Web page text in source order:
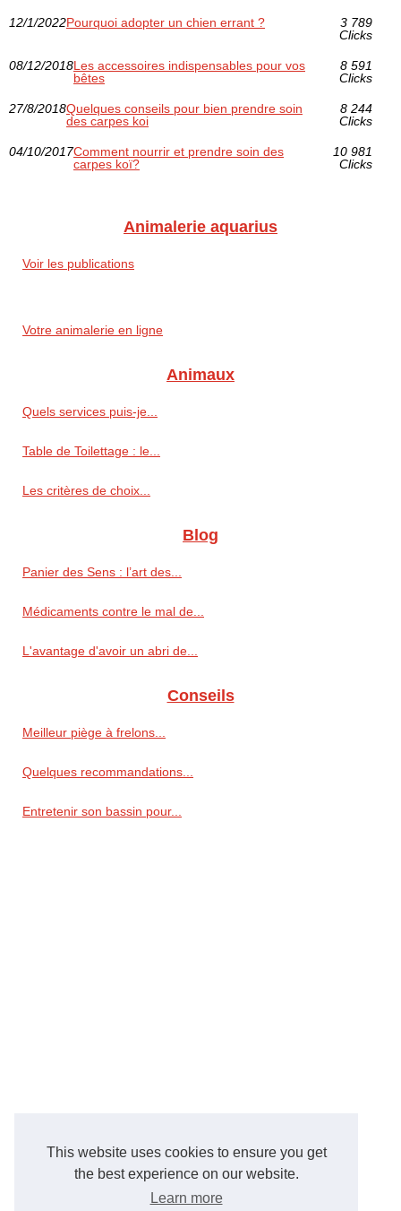
This website uses cookies to ensure you get
the best experience on our website.
Learn more
12/1/2022Pourquoi adopter un chien errant ?
3 789
Clicks
08/12/2018Les accessoires indispensables pour vos
bêtes
8 591
Clicks
27/8/2018Quelques conseils pour bien prendre soin
des carpes koi
8 244
Clicks
04/10/2017Comment nourrir et prendre soin des
carpes koï?
10 981
Clicks
Animalerie aquarius
Voir les publications
Votre animalerie en ligne
Animaux
Quels services puis-je...
Table de Toilettage : le...
Les critères de choix...
Blog
Panier des Sens : l’art des...
Médicaments contre le mal de...
L'avantage d'avoir un abri de...
Conseils
Meilleur piège à frelons...
Quelques recommandations...
Entretenir son bassin pour...